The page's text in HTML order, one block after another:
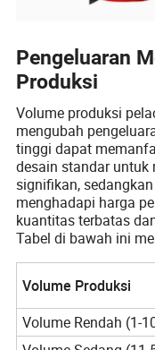
Pengeluaran
Produksi
Volume produksi
mengubah
tinggi dapat
desain standar
signifikan,
menghadapi harga
kuantitas terbatas
Tabel di bawah ini
Volume Produksi
Volume Rendah (1-